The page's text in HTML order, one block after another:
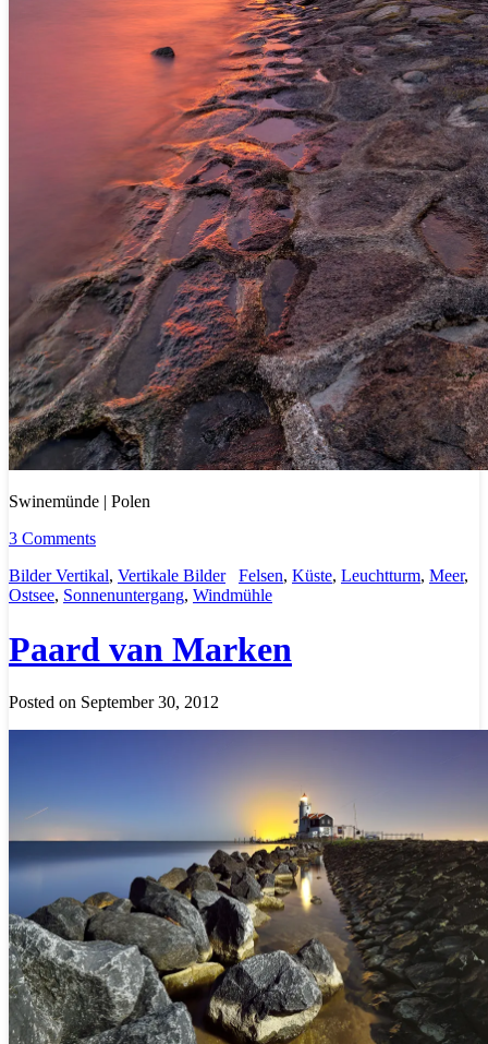
Swinemünde | Polen
3 Comments
Bilder Vertikal, Vertikale Bilder Felsen, Küste, Leuchtturm, Meer,
Ostsee, Sonnenuntergang, Windmühle
Paard van Marken
Posted on September 30, 2012